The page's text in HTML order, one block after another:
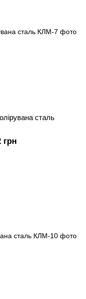
сталь
грн